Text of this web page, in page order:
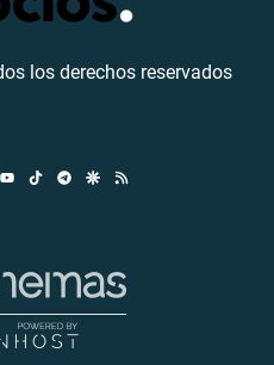
los derechos reservados
TikTokTelegramGoogle Discover